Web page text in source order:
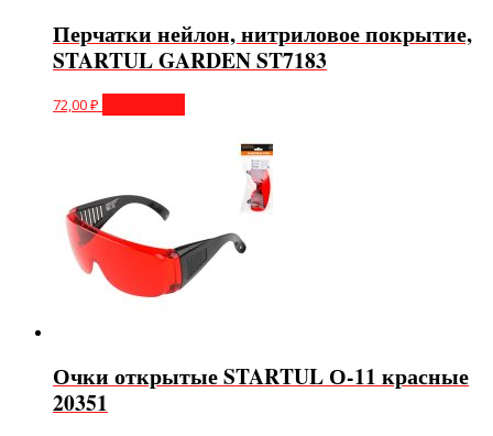
Перчатки нейлон, нитриловое покрытие,
STARTUL GARDEN ST7183
72,00₽
Очки открытые STARTUL О-11 красные
20351